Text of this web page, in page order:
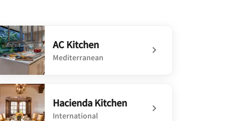
AC Kitchen
Mediterranean
AC Kitchen
Hacienda Kitchen
International